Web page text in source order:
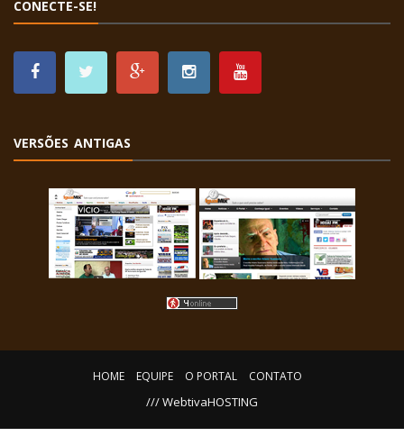
CONECTE-SE!
VERSÕES ANTIGAS
HOME EQUIPE O PORTAL CONTATO
/// WebtivaHOSTING